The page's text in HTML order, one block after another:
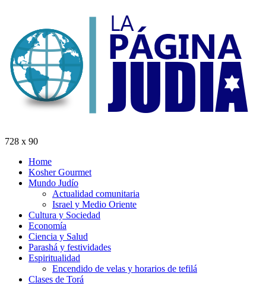
728 x 90
Home
Kosher Gourmet
Mundo Judío
Actualidad comunitaria
Israel y Medio Oriente
Cultura y Sociedad
Economía
Ciencia y Salud
Parashá y festividades
Espiritualidad
Encendido de velas y horarios de tefilá
Clases de Torá